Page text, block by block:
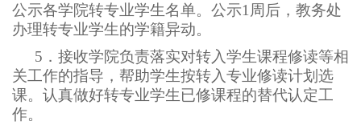
公示各学院转专业学生名单。公示1周后，教务处
办理转专业学生的学籍异动。
5 ．接收学院负责落实对转入学生课程修读等相
关工作的指导，帮助学生按转入专业修读计划选
课。认真做好转专业学生已修课程的替代认定工
作。